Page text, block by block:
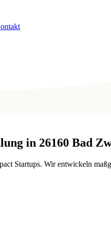
in 26160 Bad
Startups. Wir entwickeln